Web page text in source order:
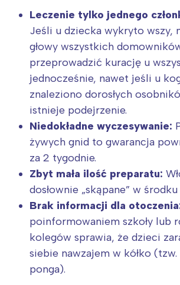
Leczenie tylko jednego
Jeśli u dziecka wykryto wszy,
głowy wszystkich
przeprowadzić kurację u
jednocześnie, nawet jeśli u
znaleziono dorosłych
istnieje podejrzenie.
Niedokładne wyczesywanie:
żywych gnid to gwarancja
za 2 tygodnie.
Zbyt mała ilość preparatu:
dosłownie „skąpane” w
Brak informacji dla
poinformowaniem szkoły lub
kolegów sprawia, że dzieci
siebie nawzajem w kółko
ponga).